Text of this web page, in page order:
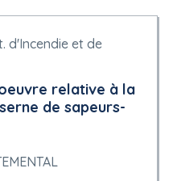
d'Incendie et de
relative à la
de sapeurs-